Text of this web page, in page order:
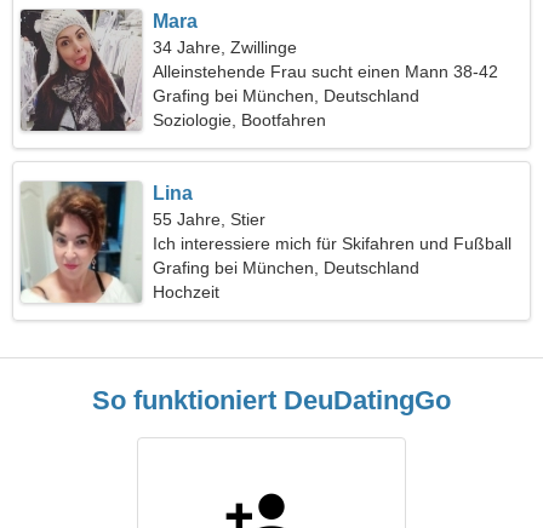
Mara
34 Jahre, Zwillinge
Alleinstehende Frau sucht einen Mann 38-42
Grafing bei München, Deutschland
Soziologie, Bootfahren
Lina
55 Jahre, Stier
Ich interessiere mich für Skifahren und Fußball
Grafing bei München, Deutschland
Hochzeit
So funktioniert DeuDatingGo